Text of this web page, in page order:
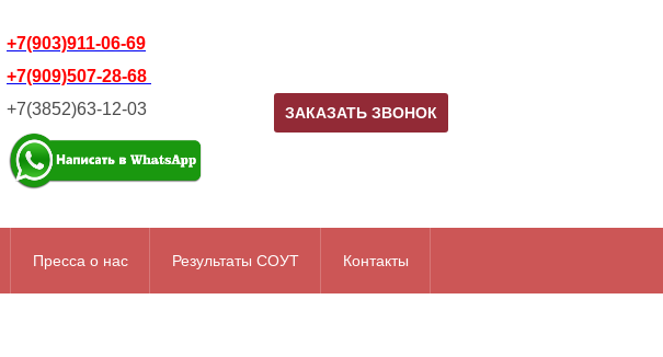
+7(903)911-06-69
+7(909)507-28-68
+7(3852)63-12-03
ЗАКАЗАТЬ ЗВОНОК
Пресса о нас Результаты СОУТ Контакты